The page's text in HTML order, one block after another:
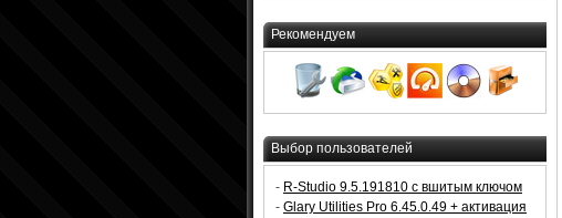
Рекомендуем
Выбор пользователей
- R-Studio 9.5.191810 с вшитым ключом
- Glary Utilities Pro 6.45.0.49 + активация